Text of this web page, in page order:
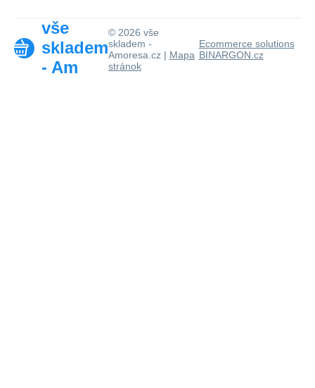
vše
skladem
- Am
© 2026 vše
skladem -
Amoresa.cz | Mapa
stránok
Ecommerce solutions
BINARGON.cz